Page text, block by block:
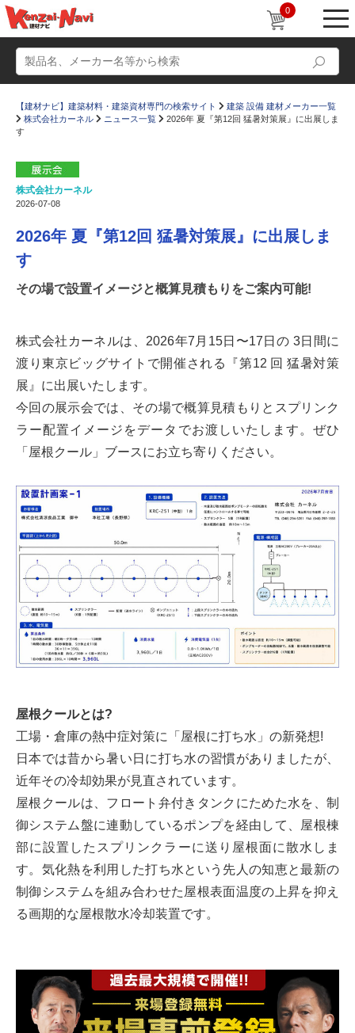
0
動画
かたなび コラム
すまいリング
Q＆A 販売・施工代理店募集
【建材ナビ】建築材料・建築資材専門の検索サイト
建築 設備 建材メーカー一覧
株式会社カーネル
ニュース一覧
2026年 夏『第12回 猛暑対策展』に出展しま
す
株式会社カーネル
2026-07-08
2026年 夏『第12回 猛暑対策展』に出展しま
す
その場で設置イメージと概算見積もりをご案内可能!
株式会社カーネルは、2026年7月15日〜17日の 3日間に
渡り東京ビッグサイトで開催される『第12 回 猛暑対策
展』に出展いたします。
今回の展示会では、その場で概算見積もりとスプリンク
ラー配置イメージをデータでお渡しいたします。ぜひ
「屋根クール」ブースにお立ち寄りください。
屋根クールとは?
工場・倉庫の熱中症対策に「屋根に打ち水」の新発想!
日本では昔から暑い日に打ち水の習慣がありましたが、
近年その冷却効果が見直されています。
屋根クールは、フロート弁付きタンクにためた水を、制
御システム盤に連動しているポンプを経由して、屋根棟
部に設置したスプリンクラーに送り屋根面に散水しま
す。気化熱を利用した打ち水という先人の知恵と最新の
制御システムを組み合わせた屋根表面温度の上昇を抑え
る画期的な屋根散水冷却装置です。